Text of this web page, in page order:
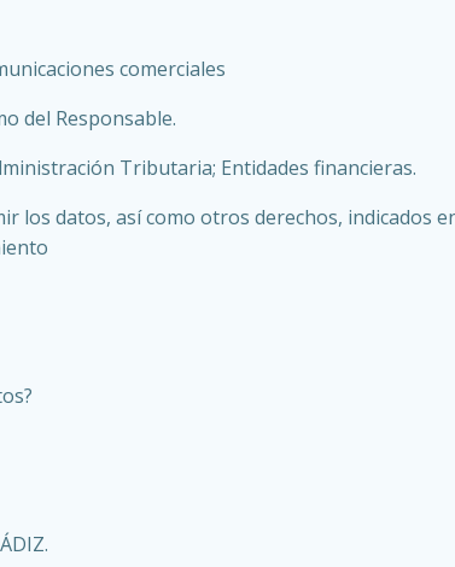
comerciales
del Responsable.
Tributaria; Entidades financieras.
los datos, así como otros derechos, indicados